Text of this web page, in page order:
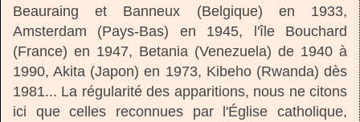
Beauraing et Banneux (Belgique) en 1933,
Amsterdam (Pays-Bas) en 1945, l'île Bouchard
(France) en 1947, Betania (Venezuela) de 1940 à
1990, Akita (Japon) en 1973, Kibeho (Rwanda) dès
1981... La régularité des apparitions, nous ne citons
ici que celles reconnues par l'Église catholique,